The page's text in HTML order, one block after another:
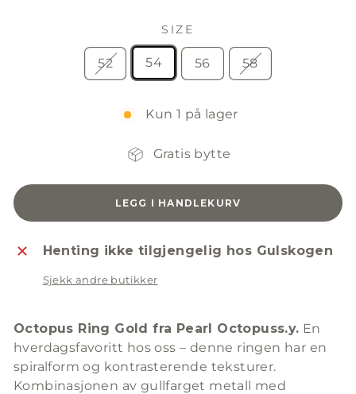
SIZE
52 54 56 58
Kun 1 på lager
Gratis bytte
LEGG I HANDLEKURV
Henting ikke tilgjengelig hos Gulskogen
Sjekk andre butikker
Octopus Ring Gold fra Pearl Octopuss.y. En
hverdagsfavoritt hos oss – denne ringen har en
spiralform og kontrasterende teksturer.
Kombinasjonen av gullfarget metall med